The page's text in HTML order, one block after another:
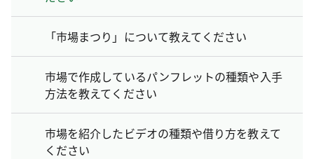
「市場まつり」について教えてください
市場で作成しているパンフレットの種類や入手
方法を教えてください
市場を紹介したビデオの種類や借り方を教えて
ください